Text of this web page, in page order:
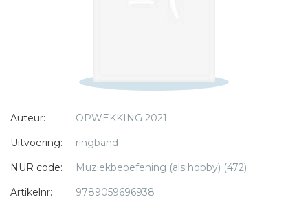
Auteur:
OPWEKKING 2021
Uitvoering:
ringband
NUR code:
Muziekbeoefening (als hobby) (472)
Artikelnr:
9789059696938